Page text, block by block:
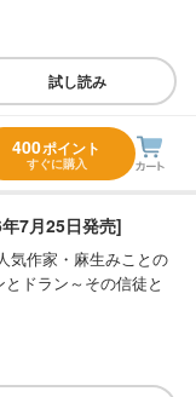
試し読み
400ポイント
すぐに購入
7月25日発売]
気作家・麻生みことの
ドラン～その信徒と